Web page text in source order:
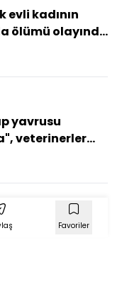
evli kadının
ölümü olayında
yavrusu
veterinerler
Favoriler